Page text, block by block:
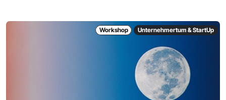
Workshop Unternehmertum & StartUp